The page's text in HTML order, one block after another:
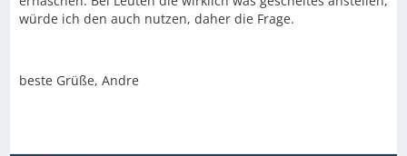
würde ich den auch nutzen, daher die Frage.
beste Grüße, Andre